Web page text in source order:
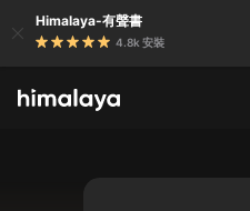
Himalaya-有聲書
4.8k 安裝